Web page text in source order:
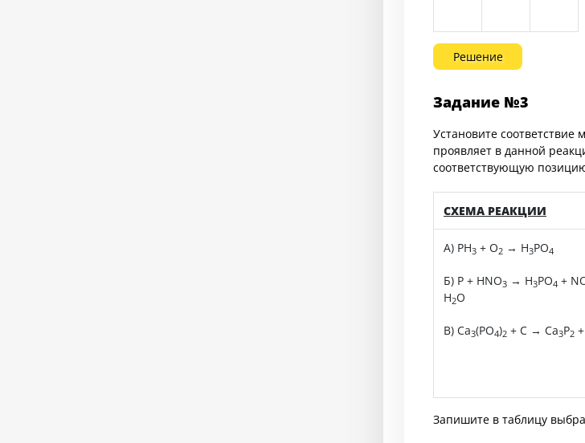
Решение
Задание №3
Установите соответствие
проявляет в данной
соответствующую
СХЕМА РЕАКЦИИ
А) PH3 + O2 → H3PO4
Б) P + HNO3 → H3PO4 +
H2O
В) Ca3(PO4)2 + C → Ca3P2
Запишите в таблицу